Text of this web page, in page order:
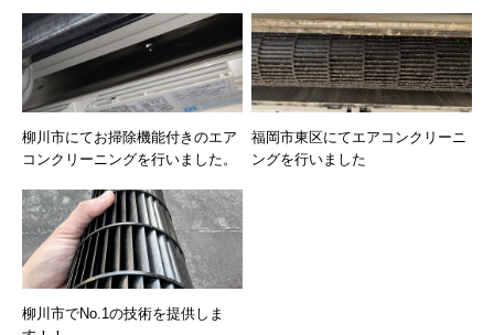
柳川市にてお掃除機能付きのエア
コンクリーニングを行いました。
福岡市東区にてエアコンクリーニ
ングを行いました
柳川市でNo.1の技術を提供しま